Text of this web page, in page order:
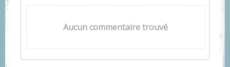
Aucun commentaire trouvé